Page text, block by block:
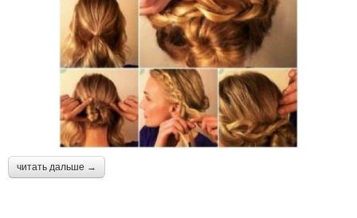
читать дальше →